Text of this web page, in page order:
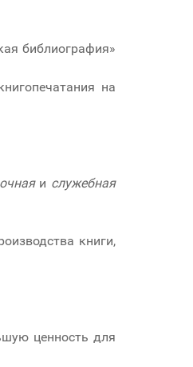
библиография»
на
и служебная
книги,
ценность для